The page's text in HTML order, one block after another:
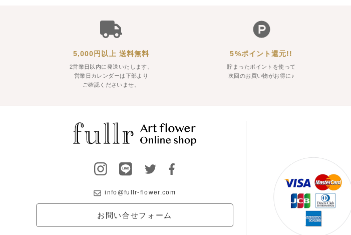
5,000円以上 送料無料
2営業日以内に発送いたします。
営業日カレンダーは下部より
ご確認くださいませ。
5%ポイント還元!!
貯まったポイントを使って
次回のお買い物がお得に♪
info@fullr-flower.com
お問い合せフォーム